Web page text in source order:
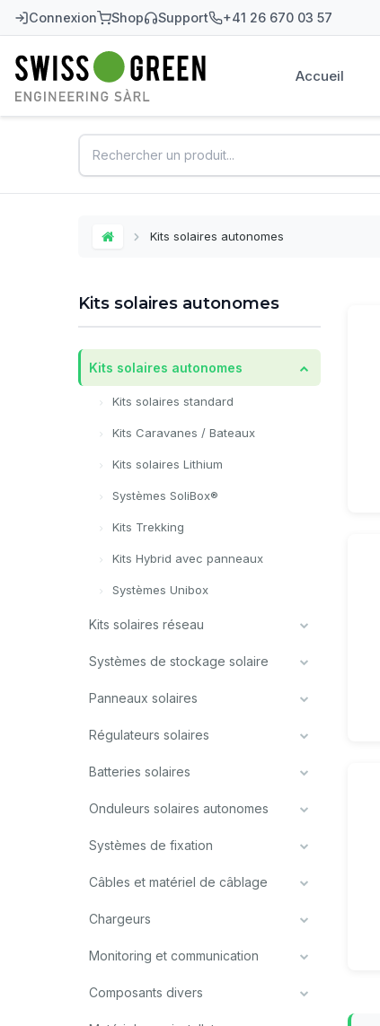
Connexion Shop Support +41 26 670 03 57
Swiss-Green Accueil
Home Kits solaires autonomes
Kits solaires autonomes
Kits solaires autonomes
Kits solaires standard
Kits Caravanes / Bateaux
Kits solaires Lithium
Systèmes SoliBox®
Kits Trekking
Kits Hybrid avec panneaux
Systèmes Unibox
Kits solaires réseau
Systèmes de stockage solaire
Panneaux solaires
Régulateurs solaires
Batteries solaires
Onduleurs solaires autonomes
Systèmes de fixation
Câbles et matériel de câblage
Chargeurs
Monitoring et communication
Composants divers